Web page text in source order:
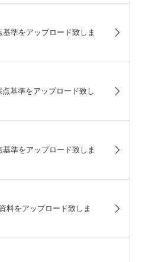
準をアップロード致しま
基準をアップロード致し
準をアップロード致しま
料をアップロード致しま